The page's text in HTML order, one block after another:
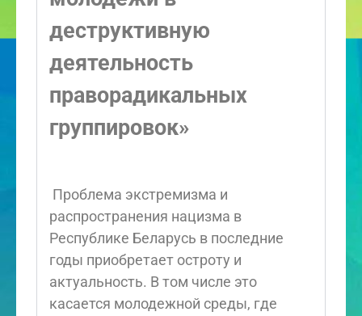
деструктивную
деятельность
праворадикальных
группировок»
Проблема экстремизма и
распространения нацизма в
Республике Беларусь в последние
годы приобретает остроту и
актуальность. В том числе это
касается молодежной среды, где